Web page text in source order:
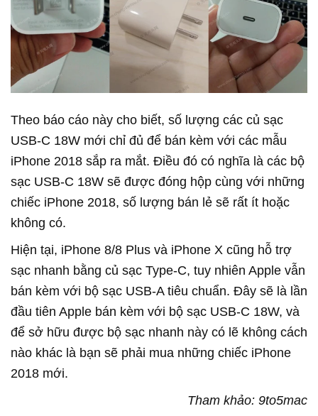
Theo báo cáo này cho biết, số lượng các củ sạc
USB-C 18W mới chỉ đủ để bán kèm với các mẫu
iPhone 2018 sắp ra mắt. Điều đó có nghĩa là các bộ
sạc USB-C 18W sẽ được đóng hộp cùng với những
chiếc iPhone 2018, số lượng bán lẻ sẽ rất ít hoặc
không có.
Hiện tại, iPhone 8/8 Plus và iPhone X cũng hỗ trợ
sạc nhanh bằng củ sạc Type-C, tuy nhiên Apple vẫn
bán kèm với bộ sạc USB-A tiêu chuẩn. Đây sẽ là lần
đầu tiên Apple bán kèm với bộ sạc USB-C 18W, và
để sở hữu được bộ sạc nhanh này có lẽ không cách
nào khác là bạn sẽ phải mua những chiếc iPhone
2018 mới.
Tham khảo: 9to5mac